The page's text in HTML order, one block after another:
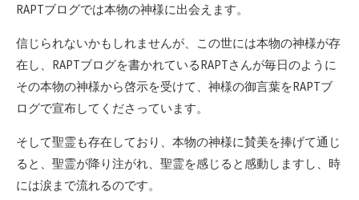
RAPTブログでは本物の神様に出会えます。
信じられないかもしれませんが、この世には本物の神様が存
在し、RAPTブログを書かれているRAPTさんが毎日のように
その本物の神様から啓示を受けて、神様の御言葉をRAPTブ
ログで宣布してくださっています。
そして聖霊も存在しており、本物の神様に賛美を捧げて通じ
ると、聖霊が降り注がれ、聖霊を感じると感動しますし、時
には涙まで流れるのです。